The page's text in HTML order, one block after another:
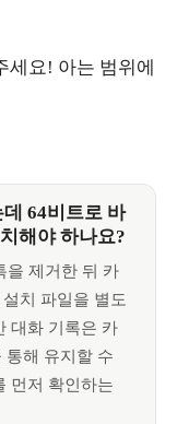
세요! 아는 범위에
64비트로 바
해야 하나요?
을 제거한 뒤 카
치 파일을 별도
대화 기록은 카
통해 유지할 수
먼저 확인하는